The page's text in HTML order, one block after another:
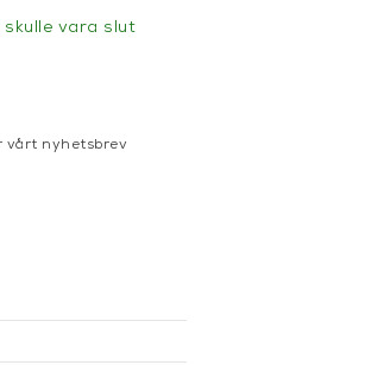
vara slut
vårt nyhetsbrev